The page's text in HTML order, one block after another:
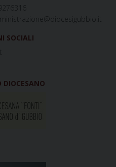
SOCIALI
DIOCESANO